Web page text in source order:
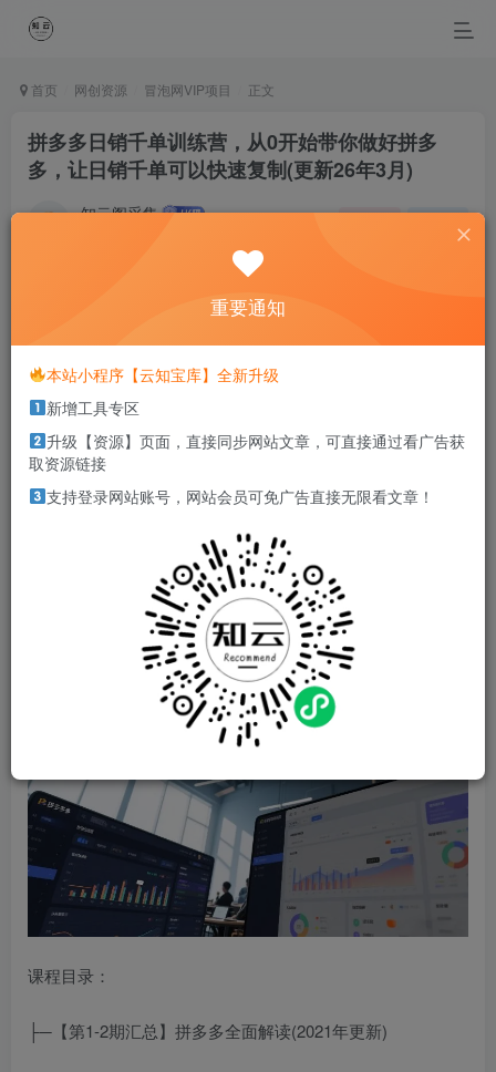
首页 网创资源 冒泡网VIP项目 正文
拼多多日销千单训练营，从0开始带你做好拼多
多，让日销千单可以快速复制(更新26年3月)
知云阁采集
Put your heart, mind, and soul into even your smallest
即便是再微小不过的事情，你也要用心去做。这就是成功的秘密
本站部分资源打包为压缩包以方便分享，涉及较多
解压密码，如果你下载的资源需要解压密码，请点
击解压密码
单可以快速复制(更新26年2月)
一对一带店实训，快速打造日销千单店铺
课程目录：
├─【第1-2期汇总】拼多多全面解读(2021年更新)
重要通知
本站小程序【云知宝库】全新升级
新增工具专区
升级【资源】页面，直接同步网站文章，可直接通过看广告获
取资源链接
支持登录网站账号，网站会员可免广告直接无限看文章！